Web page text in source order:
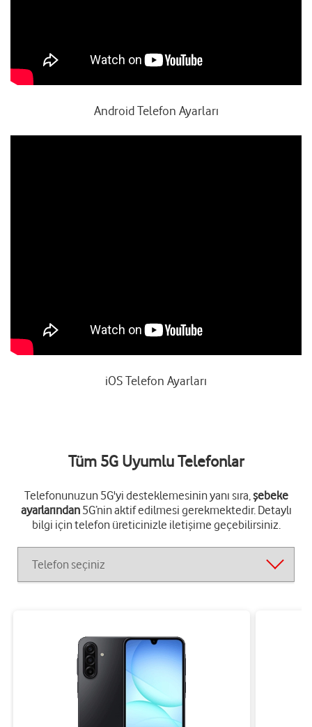
Android Telefon Ayarları
iOS Telefon Ayarları
Tüm 5G Uyumlu Telefonlar
Telefonunuzun 5G'yi desteklemesinin yanı sıra,şebeke
ayarlarından5G’nin aktif edilmesi gerekmektedir. Detaylı
bilgi için telefon üreticinizle iletişime geçebilirsiniz.